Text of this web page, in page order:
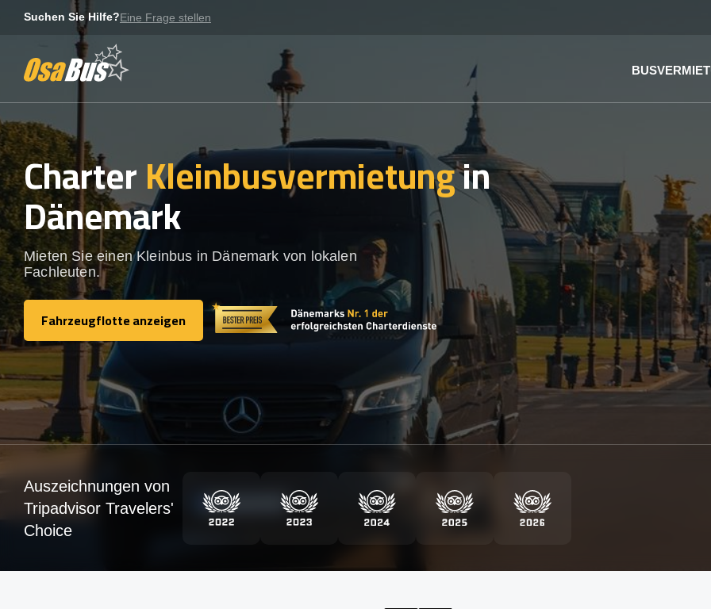
Suchen Sie Hilfe?Eine Frage stellen
CharterKleinbusvermietungin
Dänemark
Mieten Sie einen Kleinbus in Dänemark von lokalen
Fachleuten.
Fahrzeugflotte anzeigen
Fahrzeugflotte anzeigen
Auszeichnungen von
Tripadvisor Travelers'
Choice